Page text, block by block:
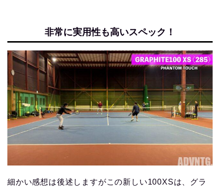
非常に実用性も高いスペック！
細かい感想は後述しますがこの新しい100XSは、グラ